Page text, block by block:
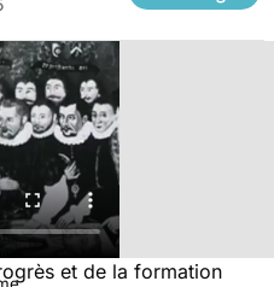
et de la formation